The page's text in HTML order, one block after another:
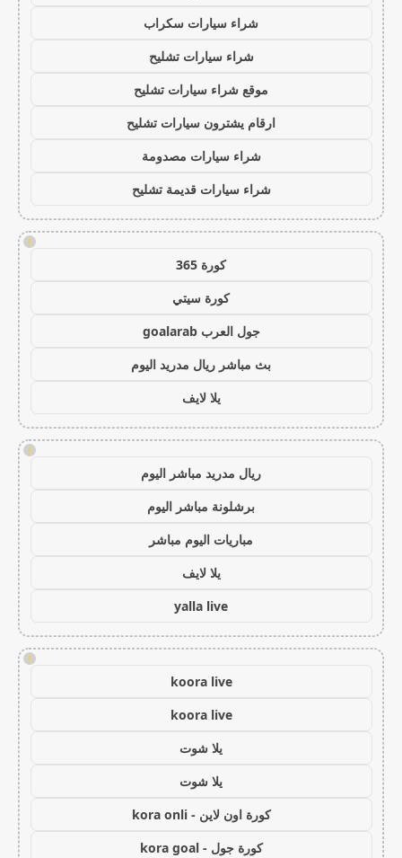
شراء سيارات سكراب
شراء سيارات تشليح
موقع شراء سيارات تشليح
ارقام يشترون سيارات تشليح
شراء سيارات مصدومة
شراء سيارات قديمة تشليح
!
كورة 365
كورة سيتي
جول العرب goalarab
بث مباشر ريال مدريد اليوم
يلا لايف
!
ريال مدريد مباشر اليوم
برشلونة مباشر اليوم
مباريات اليوم مباشر
يلا لايف
yalla live
!
koora live
koora live
يلا شوت
يلا شوت
كورة اون لاين - kora onli
كورة جول - kora goal